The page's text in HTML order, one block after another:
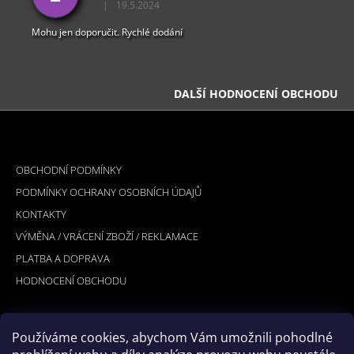
Používáme cookies, abychom Vám umožnili pohodlné
Hodnocení obchodu je 5 z 5 hvězdiček.
| 19.5.2024
Mohu jen doporučit. Rychlé dodání
DALŠÍ HODNOCENÍ OBCHODU
OBCHODNÍ PODMÍNKY
PODMÍNKY OCHRANY OSOBNÍCH ÚDAJŮ
KONTAKTY
VÝMĚNA / VRÁCENÍ ZBOŽÍ / REKLAMACE
PLATBA A DOPRAVA
HODNOCENÍ OBCHODU
PŘIJÍMÁME ONLINE PLATBY